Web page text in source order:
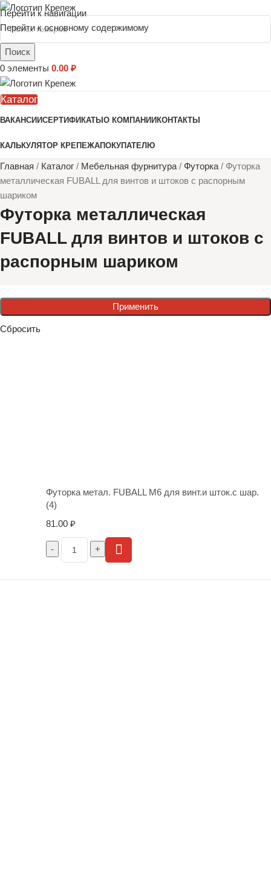
Перейти к навигации
Перейти к основному содержимому
Поиск
0 элементы 0.00 ₽
Каталог
ВАКАНСИИСЕРТИФИКАТЫ О КОМПАНИИ КОНТАКТЫ
КАЛЬКУЛЯТОР КРЕПЕЖАПОКУПАТЕЛЮ
Главная / Каталог / Мебельная фурнитура / Футорка / Футорка
металлическая FUBALL для винтов и штоков с распорным
шариком
Футорка металлическая
FUBALL для винтов и штоков с
распорным шариком
Применить
Сбросить
Футорка метал. FUBALL M6 для винт.и шток.с шар.
(4)
81.00 ₽